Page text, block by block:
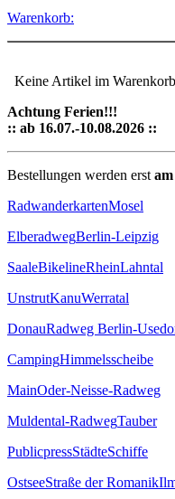
Warenkorb:
Keine Artikel im Warenkorb
Achtung Ferien!!!
:: ab 16.07.-10.08.2026 ::
Bestellungen werden erst
RadwanderkartenMosel
ElberadwegBerlin-Leipzig
SaaleBikelineRheinLahntal
UnstrutKanuWerratal
DonauRadweg Berlin-
CampingHimmelsscheibe
MainOder-Neisse-Radweg
Muldental-RadwegTauber
PublicpressStädteSchiffe
OstseeStraße der Romanik